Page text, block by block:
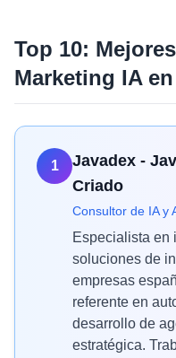
Top 10:
Marketing IAen
1
Javadex -
Criado
Consultor de IA y
Especialista en
soluciones de
empresas
referente en
desarrollo de
estratégica.